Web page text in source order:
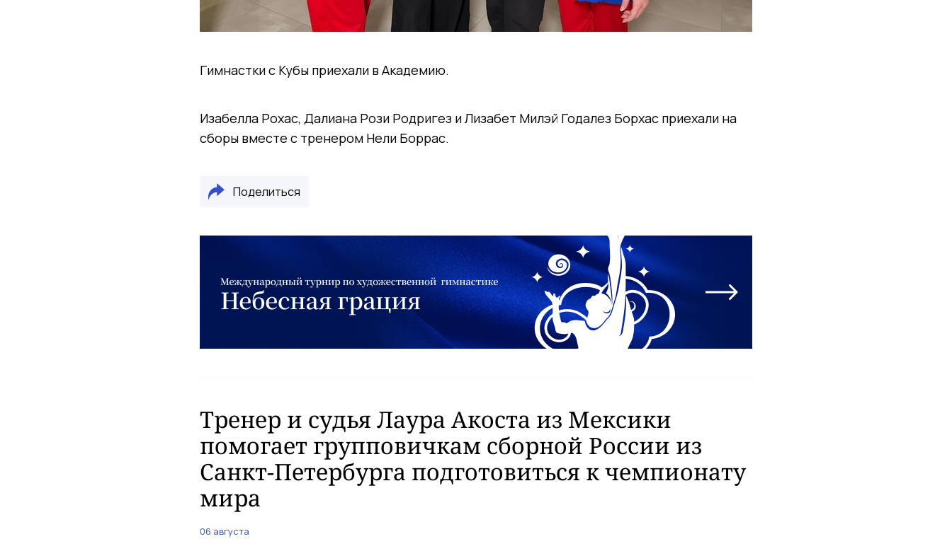
Гимнастки с Кубы приехали в Академию.
Изабелла Рохас, Далиана Рози Родригез и Лизабет Милэй Годалез Борхас приехали на
сборы вместе с тренером Нели Боррас.
Поделиться
Тренер и судья Лаура Акоста из Мексики
помогает групповичкам сборной России из
Санкт-Петербурга подготовиться к чемпионату
мира
06 августа